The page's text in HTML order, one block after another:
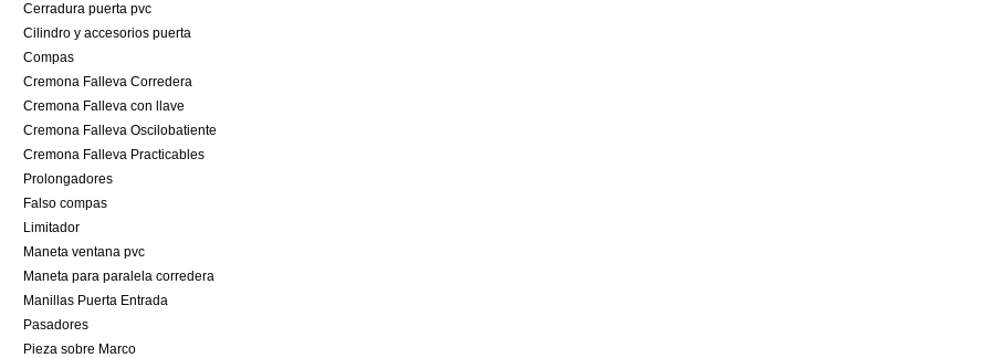
Cerradura puerta pvc
Cilindro y accesorios puerta
Compas
Cremona Falleva Corredera
Cremona Falleva con llave
Cremona Falleva Oscilobatiente
Cremona Falleva Practicables
Prolongadores
Falso compas
Limitador
Maneta ventana pvc
Maneta para paralela corredera
Manillas Puerta Entrada
Pasadores
Pieza sobre Marco